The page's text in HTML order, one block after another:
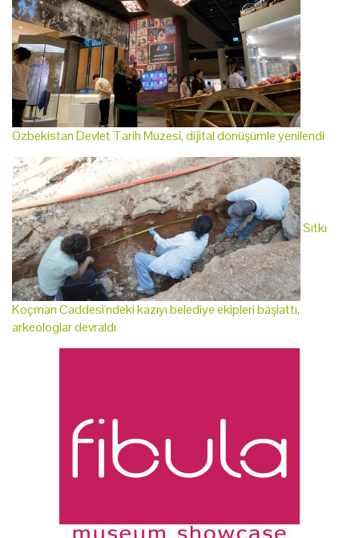
Özbekistan Devlet Tarih Müzesi, dijital dönüşümle yenilendi
Sıtkı
Koçman Caddesi'ndeki kazıyı belediye ekipleri başlattı,
arkeologlar devraldı